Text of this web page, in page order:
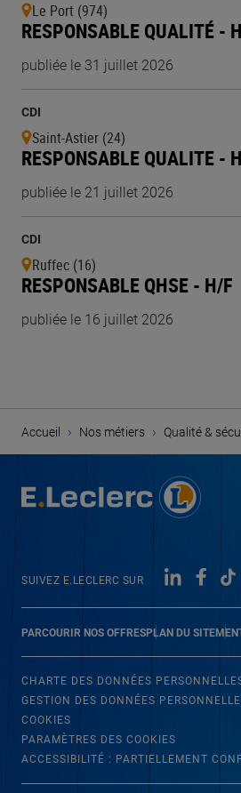
Le Port (974)
RESPONSABLE QUALITÉ -
publiée le 31 juillet 2026
CDI
Saint-Astier (24)
RESPONSABLE QUALITE -
publiée le 21 juillet 2026
CDI
Ruffec (16)
RESPONSABLE QHSE - H/F
publiée le 16 juillet 2026
Accueil › Nos métiers › Qualité &
PARCOURIR NOS OFFRESPLAN DU SITE
SUIVEZ E.LECLERC SUR
CHARTE DES DONNÉES
GESTION DES DONNÉES
COOKIES
PARAMÈTRES DES COOKIES
ACCESSIBILITÉ : PARTIELLEMENT